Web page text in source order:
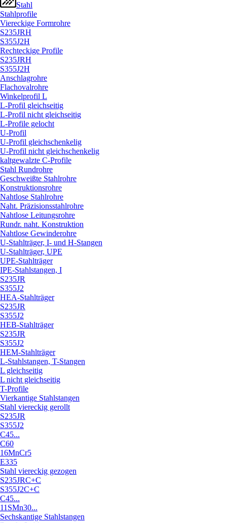
Stahl
Stahlprofile
Viereckige Formrohre
S235JRH
S355J2H
Rechteckige Profile
S235JRH
S355J2H
Anschlagrohre
Flachovalrohre
Winkelprofil L
L-Profil gleichseitig
L-Profil nicht gleichseitig
L-Profile gelocht
U-Profil
U-Profil gleichschenkelig
U-Profil nicht gleichschenkelig
kaltgewalzte C-Profile
Stahl Rundrohre
Geschweißte Stahlrohre
Konstruktionsrohre
Nahtlose Stahlrohre
Naht. Präzisionsstahlrohre
Nahtlose Leitungsrohre
Rundr. naht. Konstruktion
Nahtlose Gewinderohre
U-Stahlträger, I- und H-Stangen
U-Stahlträger, UPE
UPE-Stahlträger
IPE-Stahlstangen, I
S235JR
S355J2
HEA-Stahlträger
S235JR
S355J2
HEB-Stahlträger
S235JR
S355J2
HEM-Stahlträger
L-Stahlstangen, T-Stangen
L gleichseitig
L nicht gleichseitig
T-Profile
Vierkantige Stahlstangen
Stahl viereckig gerollt
S235JR
S355J2
C45...
C60
16MnCr5
E335
Stahl viereckig gezogen
S235JRC+C
S355J2C+C
C45...
11SMn30...
Sechskantige Stahlstangen